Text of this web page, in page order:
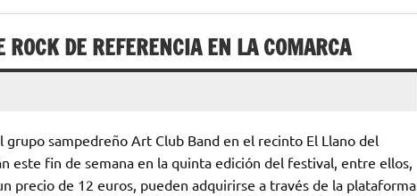
DE REFERENCIA EN LA COMARCA
grupo sampedreño Art Club Band en el recinto El Llano del
este fin de semana en la quinta edición del festival, entre ellos,
precio de 12 euros, pueden adquirirse a través de la plataforma